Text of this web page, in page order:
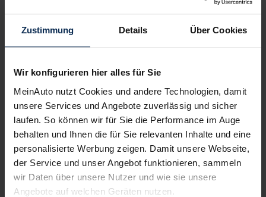
Zustimmung Details Über Cookies
Wir konfigurieren hier alles für Sie
MeinAuto nutzt Cookies und andere Technologien, damit
unsere Services und Angebote zuverlässig und sicher
laufen. So können wir für Sie die Performance im Auge
behalten und Ihnen die für Sie relevanten Inhalte und eine
personalisierte Werbung zeigen. Damit unsere Webseite,
der Service und unser Angebot funktionieren, sammeln
wir Daten über unsere Nutzer und wie sie unsere
Angebote auf welchen Geräten nutzen.
Erfahren Sie mehr über das Urteil unserer Kunden
Testberichte
KI-generiert